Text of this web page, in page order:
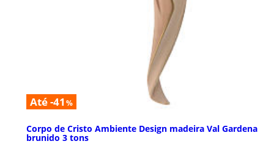
Até -41 %
Corpo de Cristo Ambiente Design madeira Val Gardena
brunido 3 tons